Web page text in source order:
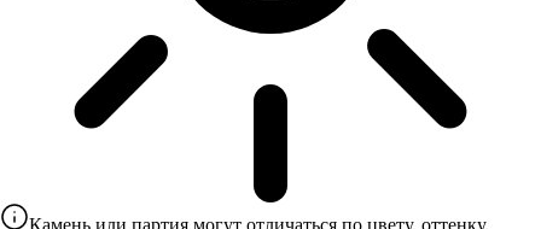
Камень или партия могут отличаться по цвету, оттенку,